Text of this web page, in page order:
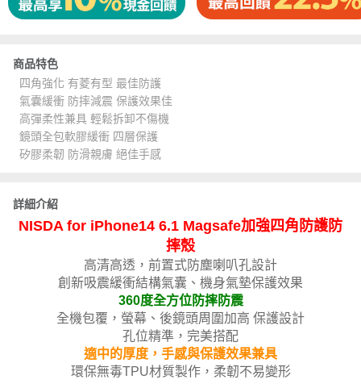
商品特色
四角強化 有菱有型 最佳防護
氣囊緩衝 防摔減震 保護效果佳
高彈柔性兼具 輕鬆拆卸不傷機
鏡頭全包軟膠緩衝 四層保護
矽膠柔韌 防滑親膚 絕佳手感
詳細介紹
NISDA for iPhone14 6.1 Magsafe加強四角防護防
摔殼
高清高透，前置式防塵喇叭孔設計
創新吸震緩衝結構氣囊、機身氣墊保護效果
360度全方位防摔防震
全機包覆，螢幕、後鏡頭周圍加高 保護設計
孔位精準，完美搭配
適中的厚度，手感與保護效果兼具
環保無毒TPU材質製作，柔韌不易變形